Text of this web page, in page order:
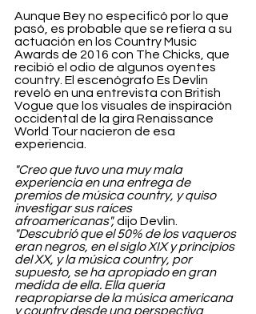
Aunque Bey no especificó por lo que
pasó, es probable que se refiera a su
actuación en los Country Music
Awards de 2016 con The Chicks, que
recibió el odio de algunos oyentes
country. El escenógrafo Es Devlin
reveló en una entrevista con British
Vogue que los visuales de inspiración
occidental de la gira Renaissance
World Tour nacieron de esa
experiencia.
"Creo que tuvo una muy mala
experiencia en una entrega de
premios de música country, y quiso
investigar sus raíces
afroamericanas", dijo Devlin.
"Descubrió que el 50% de los vaqueros
eran negros, en el siglo XIX y principios
del XX, y la música country, por
supuesto, se ha apropiado en gran
medida de ella. Ella quería
reapropiarse de la música americana
y country desde una perspectiva